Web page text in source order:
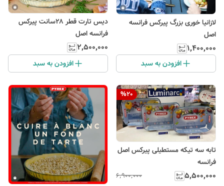
لازانیا خوری بزرگ پیرکس فرانسه
اصل
۱٬۴۰۰٬۰۰۰
افزودن به سبد
دیس تارت قطر ۲۸سانت پیرکس
فرانسه اصل
۲٬۵۰۰٬۰۰۰
افزودن به سبد
%20
تابه سه تیکه مستطیلی پیرکس اصل
فرانسه
۵٬۵۰۰٬۰۰۰ ۶٬۹۰۰٬۰۰۰